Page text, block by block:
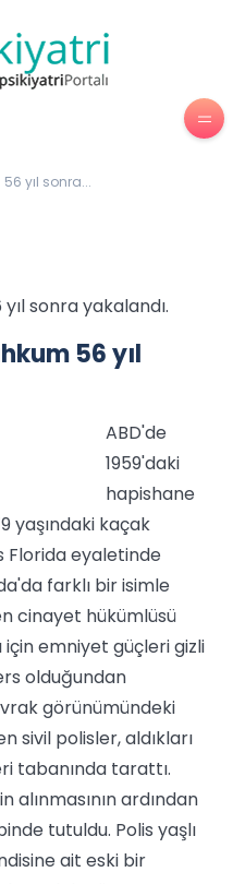
56 yıl sonra...
sonra yakalandı.
56 yıl
ABD'de
1959'daki
hapishane
yaşındaki kaçak
Florida eyaletinde
farklı bir isimle
cinayet hükümlüsü
için emniyet güçleri gizli
olduğundan
görünümündeki
sivil polisler, aldıkları
tabanında tarattı.
ardından
tutuldu. Polis yaşlı
ait eski bir